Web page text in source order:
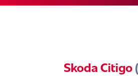
Skoda Citigo